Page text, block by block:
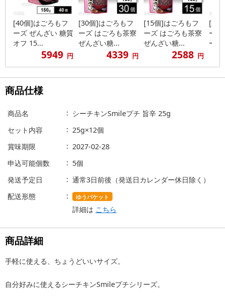
[40個]はごろもフ
ーズ ぜんざい 糖質
オフ 15...
5949 円
[30個]はごろもフ
ーズ はごろも茶寮
ぜんざい糖...
4339 円
[15個]はごろもフ
ーズ はごろも茶寮
ぜんざい糖...
2588 円
[24
ー
ー
商品仕様
商品名
シーチキンSmileプチ 旨辛 25g
セット内容
25g×12個
賞味期限
2027-02-28
申込可能個数
5個
発送予定日
通常3日前後（発送日カレンダー休日除く）
配送形態
ゆうパケット
詳細は こちら
商品詳細
手軽に使える、ちょうどいいサイズ。
自分好みに使えるシーチキンSmileプチシリーズ。